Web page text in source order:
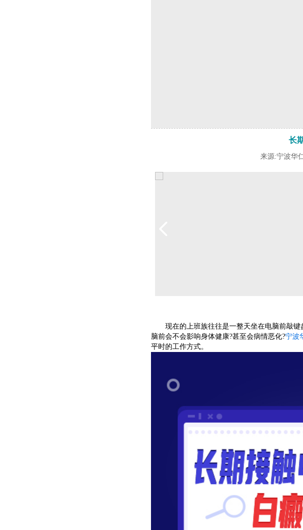
长
来源:宁波华
现在的上班族往往是一整天坐在电脑前敲键
脑前会不会影响身体健康?甚至会病情恶化?宁波
平时的工作方式。